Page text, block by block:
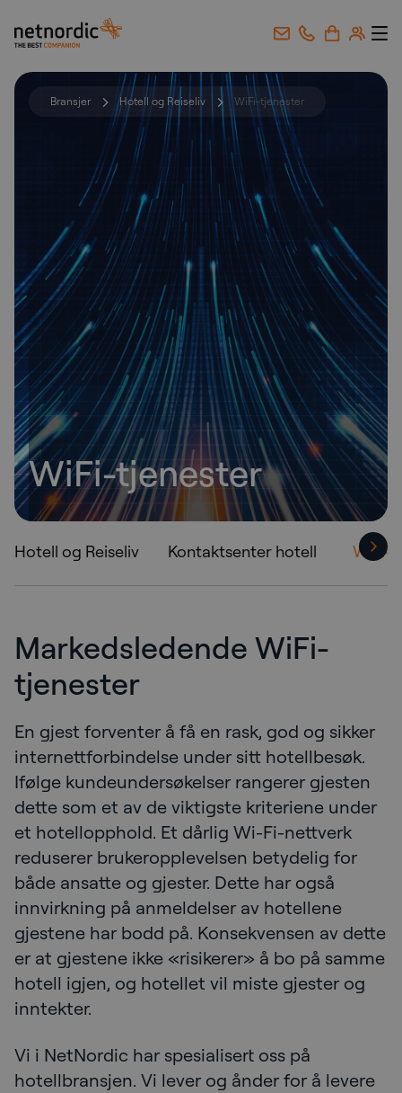
NetNordic Norway
Bransjer Hotell og Reiseliv WiFi-tjenester
WiFi-tjenester
Hotell og Reiseliv Kontaktsenter hotell WiFi-
Markedsledende WiFi-
tjenester
En gjest forventer å få en rask, god og sikker
internettforbindelse under sitt hotellbesøk.
Ifølge kundeundersøkelser rangerer gjesten
dette som et av de viktigste kriteriene under
et hotellopphold. Et dårlig Wi-Fi-nettverk
reduserer brukeropplevelsen betydelig for
både ansatte og gjester. Dette har også
innvirkning på anmeldelser av hotellene
gjestene har bodd på. Konsekvensen av dette
er at gjestene ikke «risikerer» å bo på samme
hotell igjen, og hotellet vil miste gjester og
inntekter.
Vi i NetNordic har spesialisert oss på
hotellbransjen. Vi lever og ånder for å levere